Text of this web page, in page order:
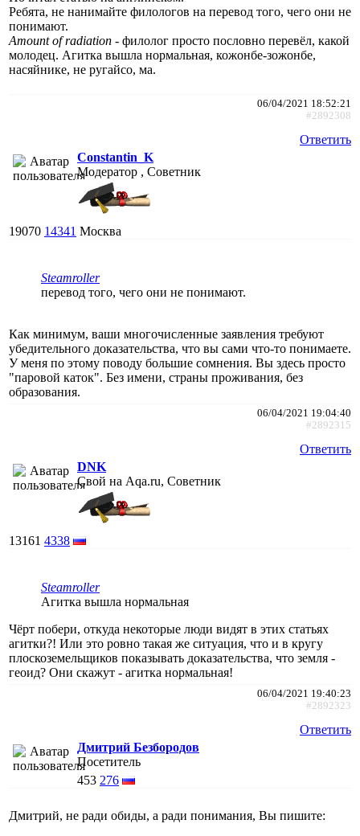
Ребята, не нанимайте филологов на перевод того, чего они не
понимают.
Amount of radiation - филолог просто пословно перевёл, какой
молодец. Агитка вышла нормальная, кожонбе-зожонбе,
насяйнике, не ругайсо, ма.
06/04/2021 18:52:21
#2892308
Ответить
Constantin_K
Модератор , Советник
19070 14341 Москва
Steamroller
перевод того, чего они не понимают.
Как минимум, ваши многочисленные заявления требуют
убедительного доказательства, что вы сами что-то понимаете.
У меня по этому поводу большие сомнения. Вы здесь просто
"паровой каток". Без имени, страны проживания, без
образования.
06/04/2021 19:04:40
#2892315
Ответить
DNK
Свой на Aqa.ru, Советник
13161 4338
Steamroller
Агитка вышла нормальная
Чёрт побери, откуда некоторые люди видят в этих статьях
агитки?! Или это ровно такая же ситуация, что и в кругу
плоскоземельщиков показывать доказательства, что земля -
геоид? Они скажут - агитка нормальная!
06/04/2021 19:40:23
#2892323
Ответить
Дмитрий Безбородов
Посетитель
453 276
Дмитрий, не ради обиды, а ради понимания, Вы пишите: